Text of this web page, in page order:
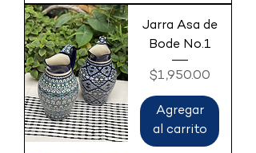
Jarra Asa de
Bode No.1
Precio
$1,950.00
Agregar
al carrito